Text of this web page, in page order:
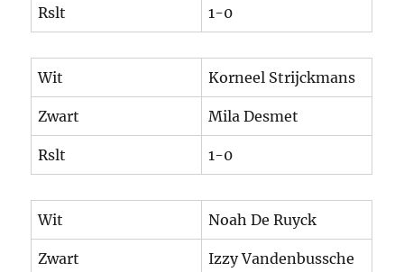
Rslt 1-0
Wit Korneel Strijckmans
Zwart Mila Desmet
Rslt 1-0
Wit Noah De Ruyck
Zwart Izzy Vandenbussche